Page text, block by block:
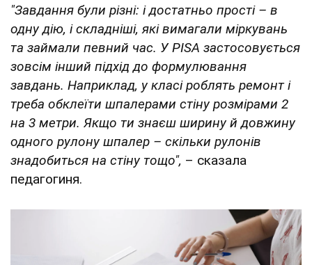
"Завдання були різні: і достатньо прості – в
одну дію, і складніші, які вимагали міркувань
та займали певний час. У PISA застосовується
зовсім інший підхід до формулювання
завдань. Наприклад, у класі роблять ремонт і
треба обклеїти шпалерами стіну розмірами 2
на 3 метри. Якщо ти знаєш ширину й довжину
одного рулону шпалер – скільки рулонів
знадобиться на стіну тощо", – сказала
педагогиня.